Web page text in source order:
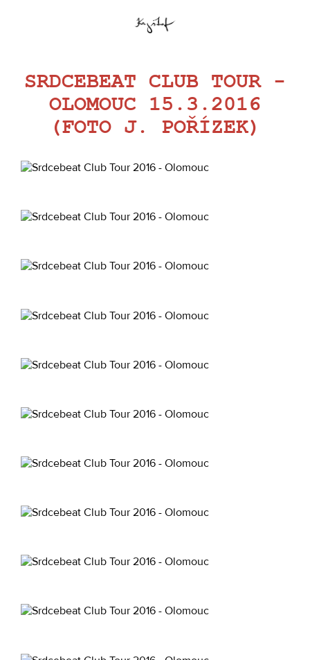
SRDCEBEAT CLUB TOUR -
OLOMOUC 15.3.2016
(FOTO J. POŘÍZEK)